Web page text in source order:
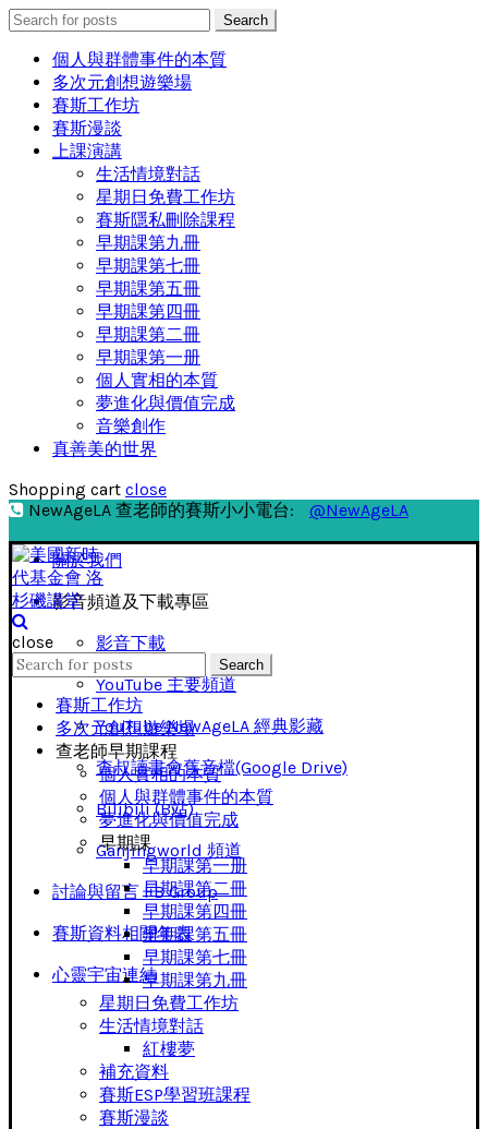
Search
for:
Search
個人與群體事件的本質
多次元創想遊樂場
賽斯工作坊
賽斯漫談
上課演講
生活情境對話
星期日免費工作坊
賽斯隱私刪除課程
早期課第九冊
早期課第七冊
早期課第五冊
早期課第四冊
早期課第二冊
早期課第一册
個人實相的本質
夢進化與價值完成
音樂創作
真善美的世界
Shopping cart close
NewAgeLA 查老師的賽斯小小電台:
@NewAgeLA
關於我們
影音頻道及下載專區
影音下載
YouTube 主要頻道
YouTube NewAgeLA 經典影藏
查叔讀書會舊音檔(Google Drive)
Bilibili (B站)
Ganjingworld 頻道
討論與留言 FB Group
賽斯資料相關年表
心靈宇宙連結
close
Search
for:
Search
賽斯工作坊
多次元創想遊樂場
查老師早期課程
個人實相的本質
個人與群體事件的本質
夢進化與價值完成
早期課
早期課第一册
早期課第二冊
早期課第四冊
早期課第五冊
早期課第七冊
早期課第九冊
星期日免費工作坊
生活情境對話
紅樓夢
補充資料
賽斯ESP學習班課程
賽斯漫談